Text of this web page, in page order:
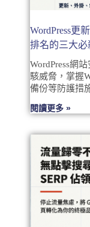
WordPress更
排名的三大必
WordPress網
駭威脅，掌握
備份等防護措
閱讀更多 »